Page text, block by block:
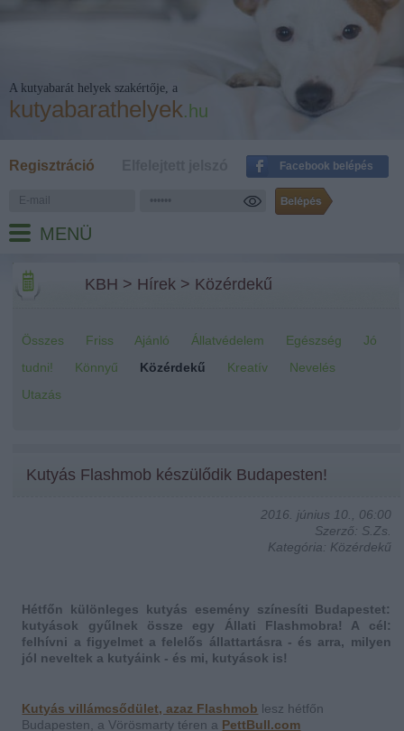
A kutyabarát helyek szakértője, a
kutyabarathelyek.hu
Regisztráció Facebook belépés
MENÜ
KBH > Hírek > Közérdekű
Összes Friss Ajánló Állatvédelem Egészség
Jó
tudni!
Könnyű Közérdekű Kreatív
Nevelés
Utazás
Kutyás Flashmob készülődik Budapesten!
2016. június 10., 06:00
Szerző: S.Zs.
Kategória: Közérdekű
Hétfőn különleges kutyás esemény színesíti Budapestet:
kutyások gyűlnek össze egy Állati Flashmobra! A cél:
felhívni a figyelmet a felelős állattartásra - és arra, milyen
jól neveltek a kutyáink - és mi, kutyások is!
Kutyás villámcsődület, azaz Flashmob lesz hétfőn
Budapesten, a Vörösmarty téren a PettBull.com